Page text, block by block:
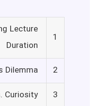
1
Lecture
Duration
2
Dilemma
3
Curiosity